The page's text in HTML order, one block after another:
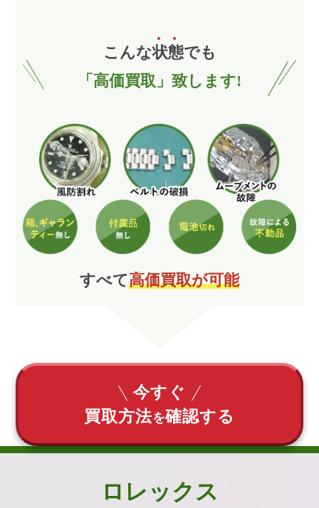
こんな状態でも
「高価買取」致します!
すべて高価買取が可能
今すぐ
買取方法を確認する
ロレックス